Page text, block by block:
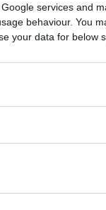
services and
behaviour. You
your data for below
nella
ideale per il
Immerso in
sei aree
di Leonardo
alle sue
di un fiume;
botti rotanti,